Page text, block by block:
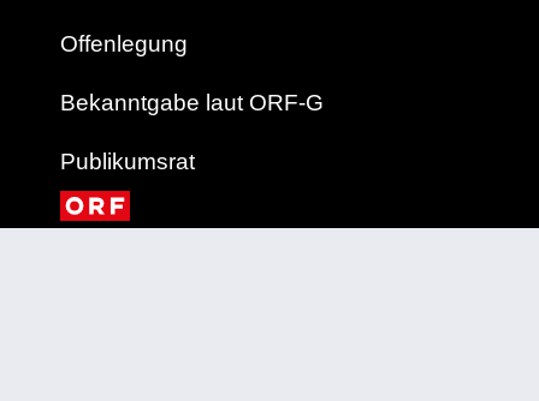
Offenlegung
Bekanntgabe laut ORF-G
Publikumsrat